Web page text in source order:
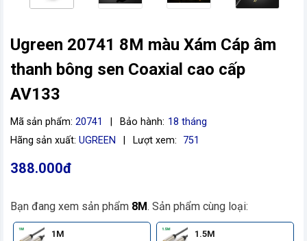
Ugreen 20741 8M màu Xám Cáp âm
thanh bông sen Coaxial cao cấp
AV133
Mã sản phẩm: 20741 Bảo hành: 18 tháng
Hãng sản xuất: UGREEN Lượt xem: 751
388.000đ
Bạn đang xem sản phẩm 8M. Sản phẩm cùng loại:
1M
1.5M